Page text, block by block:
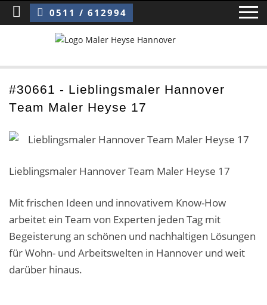
Sie sind hier:Lieblingsmaler Hannover Team Maler Heyse 17
0511 / 612994
Home
Blog
Über uns ›
Über uns
Referenzen und Kundenbewertungen
Storytelling
Malerarbeiten in der Region
#30661 - Lieblingsmaler Hannover
Team Maler Heyse 17
Lieblingsmaler Hannover Team Maler Heyse 17
Mit frischen Ideen und innovativem Know-How
arbeitet ein Team von Experten jeden Tag mit
Begeisterung an schönen und nachhaltigen Lösungen
für Wohn- und Arbeitswelten in Hannover und weit
darüber hinaus.